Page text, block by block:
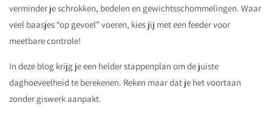
verminder je schrokken, bedelen en gewichtsschommelingen. Waar
veel baasjes “op gevoel” voeren, kies jij met een feeder voor
meetbare controle!
In deze blog krijg je een helder stappenplan om de juiste
daghoeveelheid te berekenen. Reken maar dat je het voortaan
zonder giswerk aanpakt.